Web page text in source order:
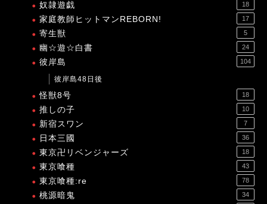
奴隷遊戯 18
家庭教師ヒットマンREBORN! 17
寄生獣 5
幽☆遊☆白書 24
彼岸島 104
彼岸島48日後
怪獣8号 18
推しの子 10
新宿スワン 7
日本三國 36
東京卍リベンジャーズ 18
東京喰種 43
東京喰種:re 78
桃源暗鬼 34